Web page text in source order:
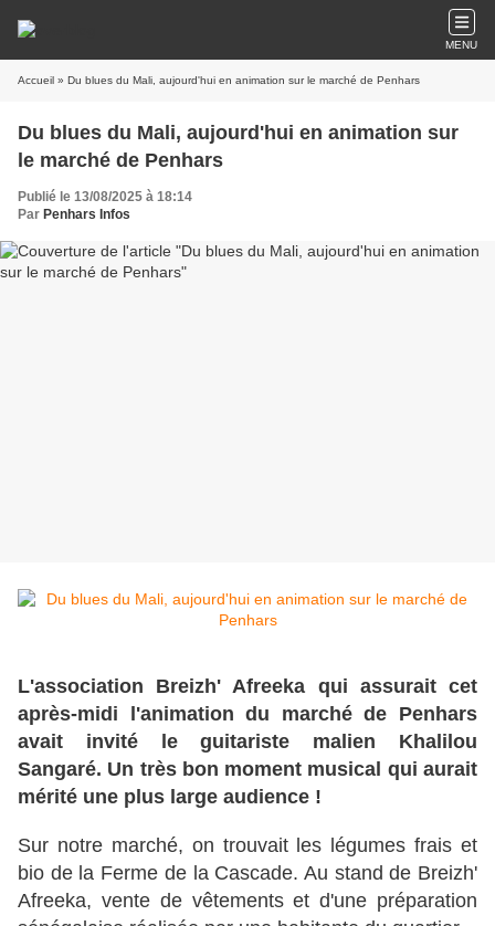
MENU
Accueil » Du blues du Mali, aujourd'hui en animation sur le marché de Penhars
Du blues du Mali, aujourd'hui en animation sur
le marché de Penhars
Publié le 13/08/2025 à 18:14
Par Penhars Infos
L'association Breizh' Afreeka qui assurait cet
après-midi l'animation du marché de Penhars
avait invité le guitariste malien Khalilou
Sangaré. Un très bon moment musical qui aurait
mérité une plus large audience !
Sur notre marché, on trouvait les légumes frais et
bio de la Ferme de la Cascade. Au stand de Breizh'
Afreeka, vente de vêtements et d'une préparation